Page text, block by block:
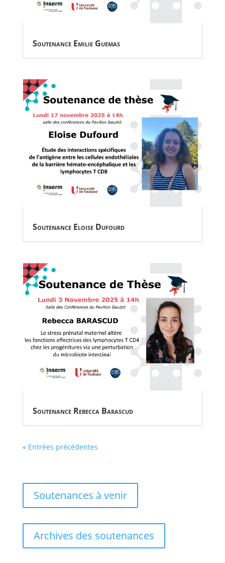
Soutenance Emilie Guemas
Soutenance Eloise Dufourd
Soutenance Rebecca Barascud
« Entrées précédentes
Soutenances à venir
Archives des soutenances